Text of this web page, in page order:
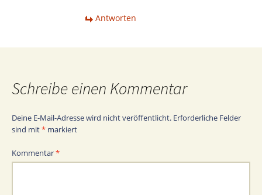
Antworten
Schreibe einen Kommentar
Deine E-Mail-Adresse wird nicht veröffentlicht. Erforderliche Felder
sind mit* markiert
Kommentar*